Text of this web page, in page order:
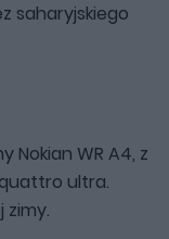
saharyjskiego
Nokian WR A4, z
ultra.
zimy.